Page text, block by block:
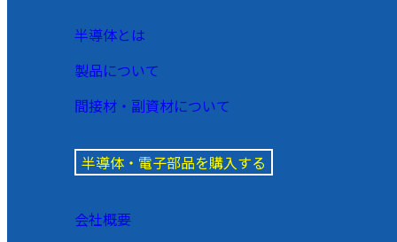
半導体とは
製品について
間接材・副資材について
半導体・電子部品を購入する
会社概要